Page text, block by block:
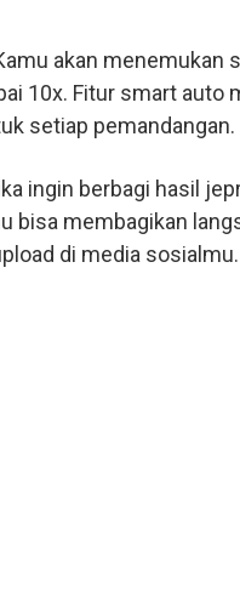
akan menemukan
10x. Fitur smart auto
setiap pemandangan.
ingin berbagi hasil
bisa membagikan
di media sosialmu.